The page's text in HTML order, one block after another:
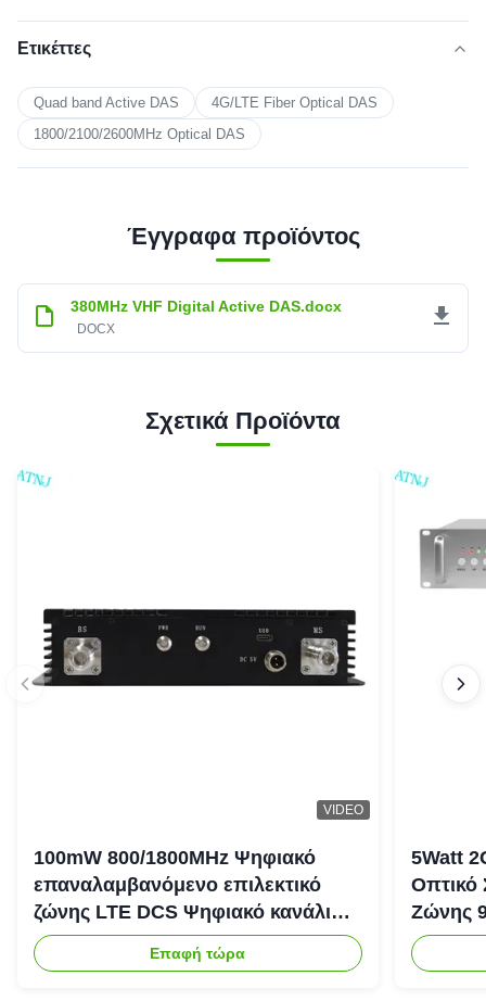
Ετικέττες
Quad band Active DAS
4G/LTE Fiber Optical DAS
1800/2100/2600MHz Optical DAS
Έγγραφα προϊόντος
380MHz VHF Digital Active DAS.docx
DOCX
Σχετικά Προϊόντα
VIDEO
100mW 800/1800MHz Ψηφιακό
επαναλαμβανόμενο επιλεκτικό
ζώνης LTE DCS Ψηφιακό κανάλι
Επιλεκτικό επαναλαμβανόμενο
Bda Pico
Επαφή τώρα
5Watt
Οπτικό
Ζώνης